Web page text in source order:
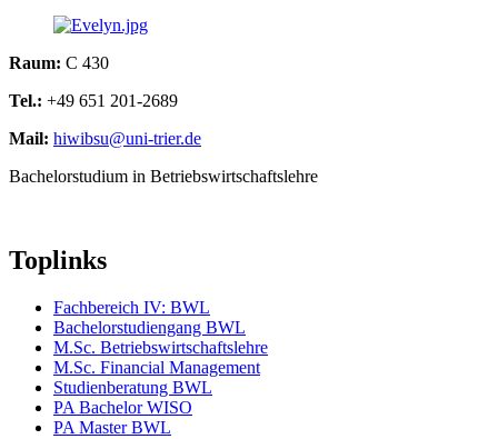
Raum: C 430
Tel.: +49 651 201-2689
Mail: hiwibsu@uni-trier.de
Bachelorstudium in Betriebswirtschaftslehre
Toplinks
Fachbereich IV: BWL
Bachelorstudiengang BWL
M.Sc. Betriebswirtschaftslehre
M.Sc. Financial Management
Studienberatung BWL
PA Bachelor WISO
PA Master BWL